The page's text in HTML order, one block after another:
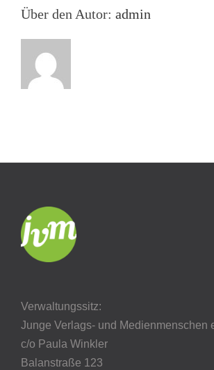
Über den Autor: admin
Verwaltungssitz:
Junge Verlags- und Medienmenschen
c/o Paula Winkler
Balanstraße 123